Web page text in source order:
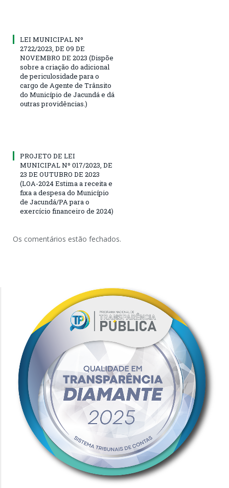
LEI MUNICIPAL Nº
2722/2023, DE 09 DE
NOVEMBRO DE 2023 (Dispõe
sobre a criação do adicional
de periculosidade para o
cargo de Agente de Trânsito
do Município de Jacundá e dá
outras providências.)
PROJETO DE LEI
MUNICIPAL Nº 017/2023, DE
23 DE OUTUBRO DE 2023
(LOA-2024 Estima a receita e
fixa a despesa do Município
de Jacundá/PA para o
exercício financeiro de 2024)
Os comentários estão fechados.